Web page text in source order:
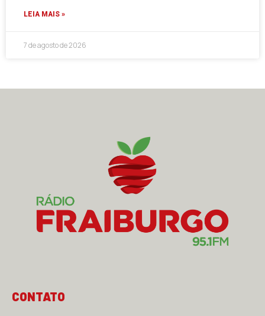
LEIA MAIS »
7 de agosto de 2026
CONTATO